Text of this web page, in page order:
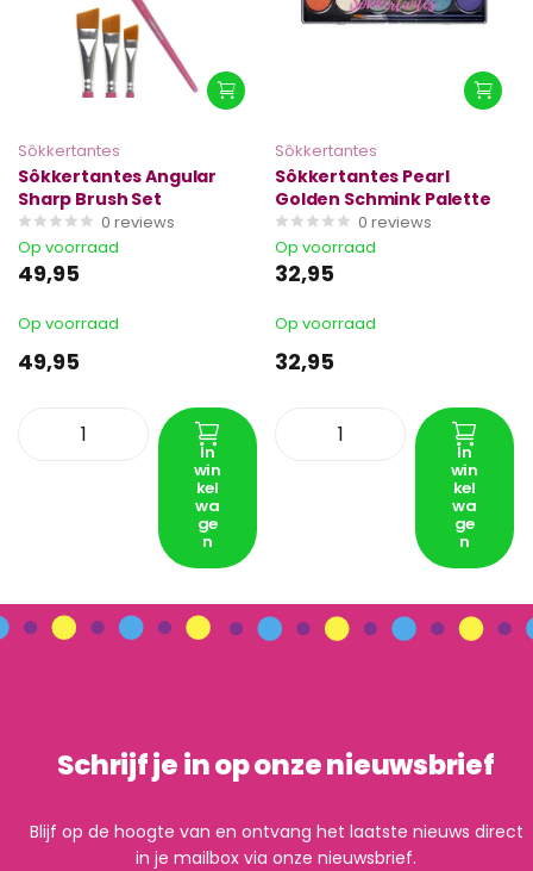
Sôkkertantes
Sôkkertantes Angular
Sharp Brush Set
0 reviews
Op voorraad
49,95
Op voorraad
49,95
In
win
kel
wa
ge
n
Sôkkertantes
Sôkkertantes Pearl
Golden Schmink Palette
0 reviews
Op voorraad
32,95
Op voorraad
32,95
In
win
kel
wa
ge
n
Schrijf je in op onze nieuwsbrief
Blijf op de hoogte van en ontvang het laatste nieuws direct
in je mailbox via onze nieuwsbrief.